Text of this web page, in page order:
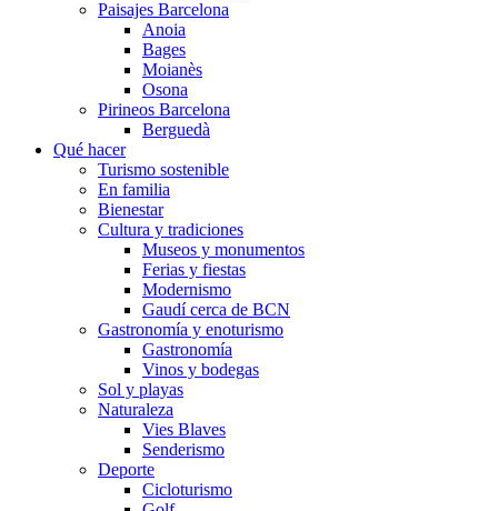
Paisajes Barcelona
Anoia
Bages
Moianès
Osona
Pirineos Barcelona
Berguedà
Qué hacer
Turismo sostenible
En familia
Bienestar
Cultura y tradiciones
Museos y monumentos
Ferias y fiestas
Modernismo
Gaudí cerca de BCN
Gastronomía y enoturismo
Gastronomía
Vinos y bodegas
Sol y playas
Naturaleza
Vies Blaves
Senderismo
Deporte
Cicloturismo